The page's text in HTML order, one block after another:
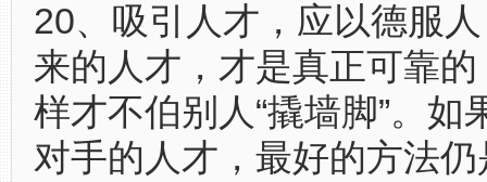
20、吸引人才，应以德服
来的人才，才是真正可靠
样才不伯别人“撬墙脚”。如
对手的人才，最好的方法